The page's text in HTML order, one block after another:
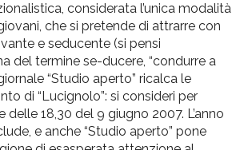
considerata l’unica modalità
che si pretende di attrarre con
e seducente (si pensi
del termine se-ducere, “condurre a
“Studio aperto” ricalca le
di “Lucignolo”: si consideri per
delle 18,30 del 9 giugno 2007. L’anno
e anche “Studio aperto” pone